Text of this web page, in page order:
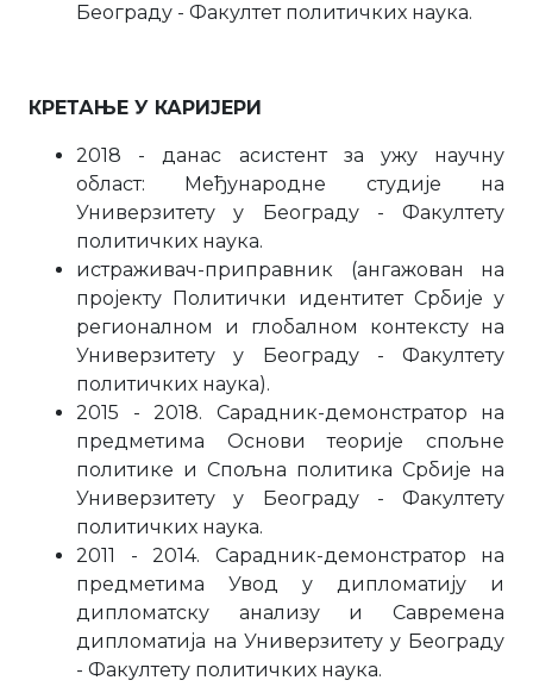
Београду - Факултет политичких наука.
КРЕТАЊЕ У КАРИЈЕРИ
2018 - данас асистент за ужу научну
област: Међународне студије на
Универзитету у Београду - Факултету
политичких наука.
истраживач-приправник (ангажован на
пројекту Политички идентитет Србије у
регионалном и глобалном контексту на
Универзитету у Београду - Факултету
политичких наука).
2015 - 2018. Сарадник-демонстратор на
предметима Основи теорије спољне
политике и Спољна политика Србије на
Универзитету у Београду - Факултету
политичких наука.
2011 - 2014. Сарадник-демонстратор на
предметима Увод у дипломатију и
дипломатску анализу и Савремена
дипломатија на Универзитету у Београду
- Факултету политичких наука.